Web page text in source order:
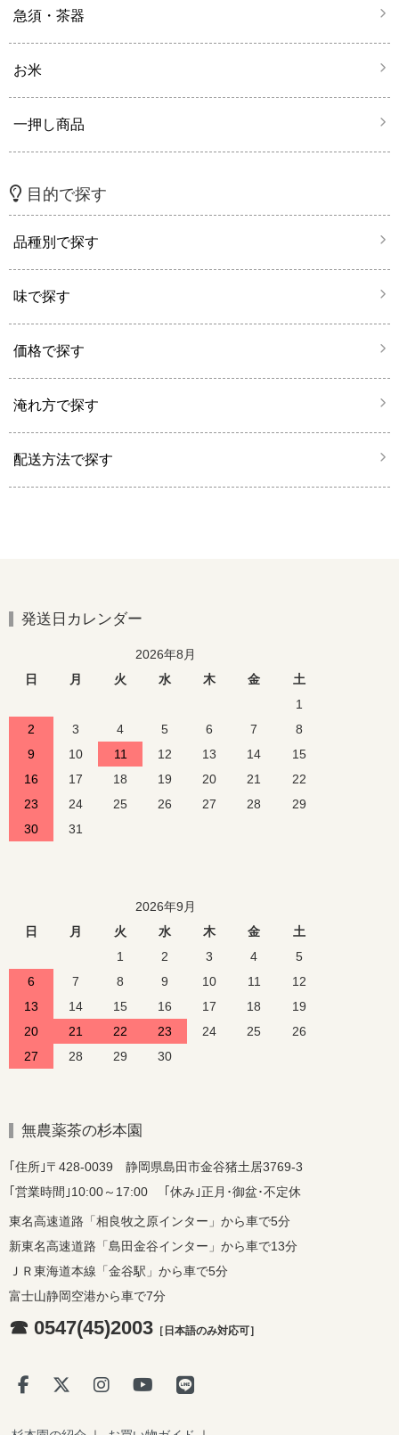
急須・茶器
お米
一押し商品
目的で探す
品種別で探す
味で探す
価格で探す
淹れ方で探す
配送方法で探す
無農薬茶の杉本園
｢住所｣〒428-0039 静岡県島田市金谷猪土居3769-3
｢営業時間｣10:00～17:00 ｢休み｣正月･御盆･不定休
東名高速道路「相良牧之原インター」から車で5分
新東名高速道路「島田金谷インター」から車で13分
ＪＲ東海道本線「金谷駅」から車で5分
富士山静岡空港から車で7分
☎ 0547(45)2003 ［日本語のみ対応可］
発送日カレンダー
2026年8月
日
月 火 水 木 金
土
1
2
3 4 5 6 7
8
9
10 11 12 13 14
15
16
17 18 19 20 21
22
23
24 25 26 27 28
29
30
31
2026年9月
日
月 火 水 木 金
土
1
2 3 4
5
6
7 8 9 10 11
12
13
14 15 16 17 18
19
20
21 22 23 24 25
26
27
28 29 30